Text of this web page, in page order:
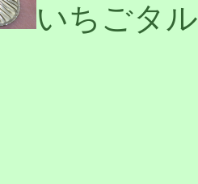
いちごタ